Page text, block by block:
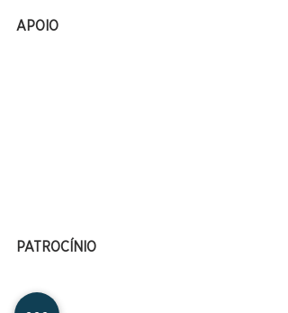
APOIO
PATROCÍNIO